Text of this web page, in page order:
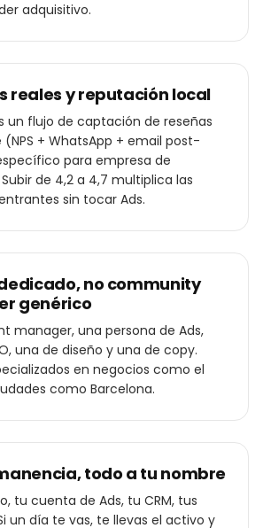
adquisitivo.
reales y reputación local
un flujo de captación de reseñas
(NPS + WhatsApp + email post-
para empresa de
de 4,2 a 4,7 multiplica las
sin tocar Ads.
no community
genérico
manager, una persona de Ads,
una de diseño y una de copy.
en negocios como el
como Barcelona.
todo a tu nombre
tu cuenta de Ads, tu CRM, tus
un día te vas, te llevas el activo y